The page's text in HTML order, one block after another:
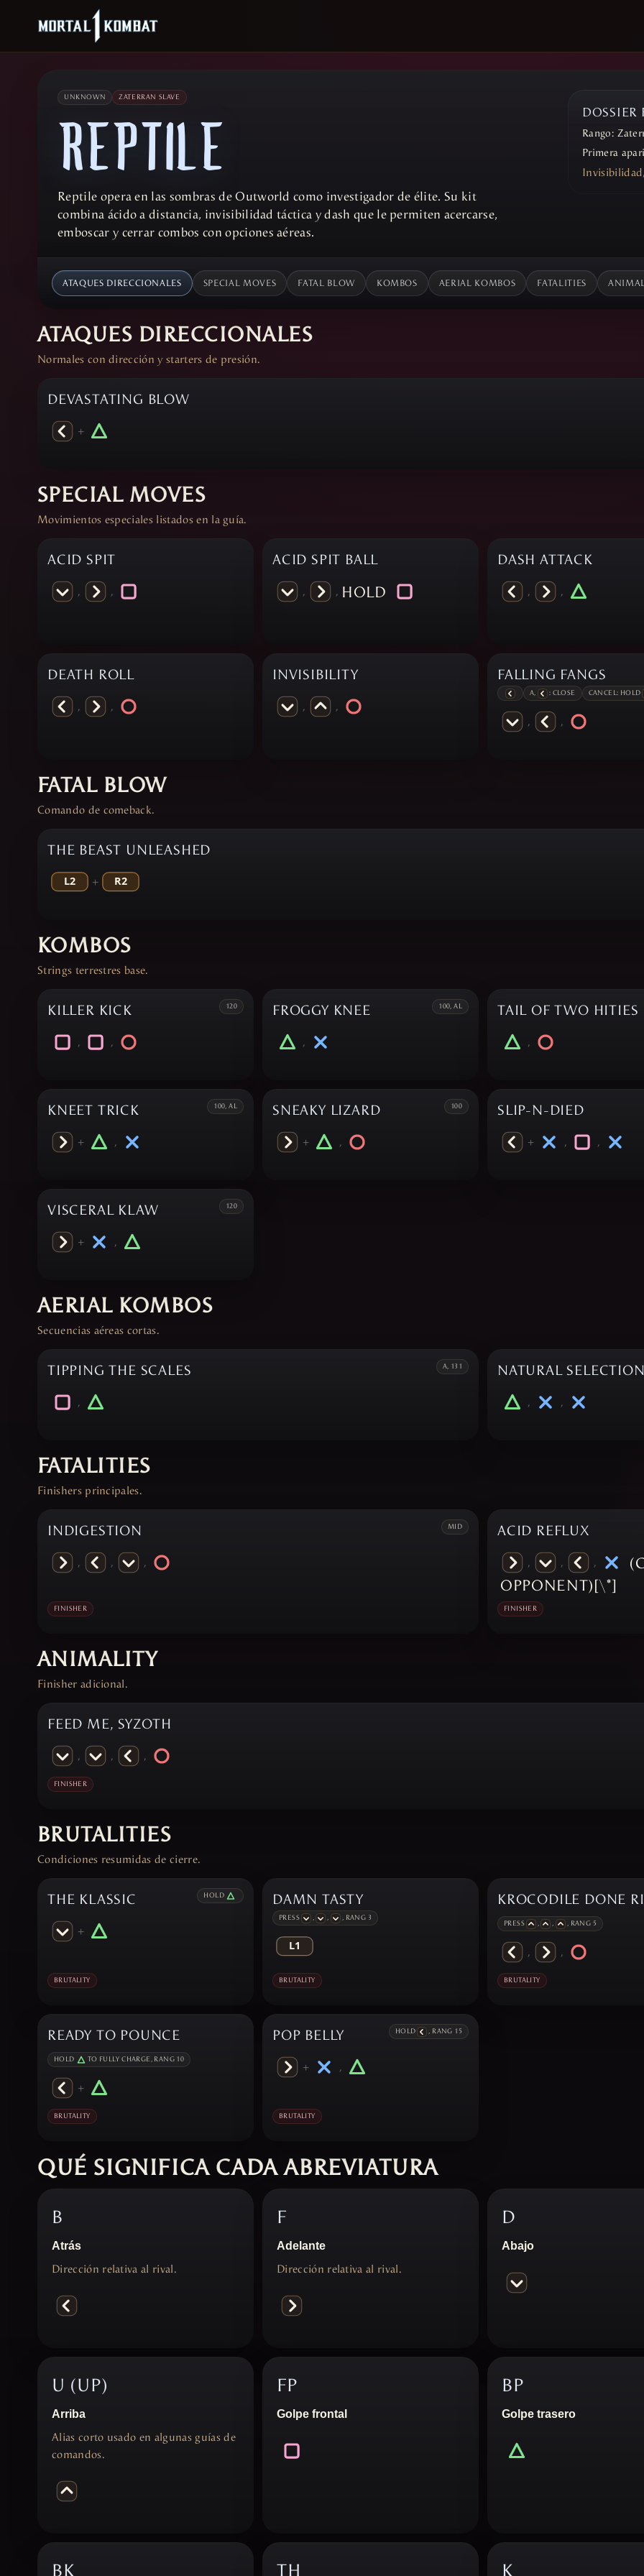
UNKNOWN ZATERRAN SLAVE
REPTILE
Reptile opera en las sombras de Outworld como investigador de élite. Su kit
combina ácido a distancia, invisibilidad táctica y dash que le permiten acercarse,
emboscar y cerrar combos con opciones aéreas.
DOSSIER
Rango:
Primera
ATAQUES DIRECCIONALES SPECIAL MOVES FATAL BLOW KOMBOS AERIAL KOMBOS FATALITIES
ATAQUES DIRECCIONALES
Normales con dirección y starters de presión.
DEVASTATING BLOW
+
SPECIAL MOVES
Movimientos especiales listados en la guía.
ACID SPIT
, ,
ACID SPIT BALL
, , HOLD
DASH ATTACK
, ,
DEATH ROLL
, ,
INVISIBILITY
, ,
FALLING FANGS
A, : CLOSE CANCEL: HOLD
, ,
FATAL BLOW
Comando de comeback.
THE BEAST UNLEASHED
+
KOMBOS
Strings terrestres base.
KILLER KICK 120
, ,
FROGGY KNEE 100, AL
,
TAIL OF TWO HITIES
,
KNEET TRICK 100, AL
+ ,
SNEAKY LIZARD 100
+ ,
SLIP-N-DIED
+ , ,
VISCERAL KLAW 120
+ ,
AERIAL KOMBOS
Secuencias aéreas cortas.
TIPPING THE SCALES A, 131
,
NATURAL
, ,
FATALITIES
Finishers principales.
INDIGESTION MID
, , ,
FINISHER
ACID REFLUX
, , ,
OPPONENT)[\*]
FINISHER
ANIMALITY
Finisher adicional.
FEED ME, SYZOTH
, , ,
FINISHER
BRUTALITIES
Condiciones resumidas de cierre.
THE KLASSIC HOLD
+
BRUTALITY
DAMN TASTY
PRESS , , , RANG 3
BRUTALITY
KROCODILE DONE
PRESS , , , RANG 5
, ,
BRUTALITY
READY TO POUNCE
HOLD TO FULLY CHARGE, RANG 10
+
BRUTALITY
POP BELLY HOLD , RANG 15
+ ,
BRUTALITY
QUÉ SIGNIFICA CADA ABREVIATURA
B
Atrás
Dirección relativa al rival.
F
Adelante
Dirección relativa al rival.
D
Abajo
U (UP)
Arriba
Alias corto usado en algunas guías de
comandos.
FP
Golpe frontal
BP
Golpe trasero
BK TH K